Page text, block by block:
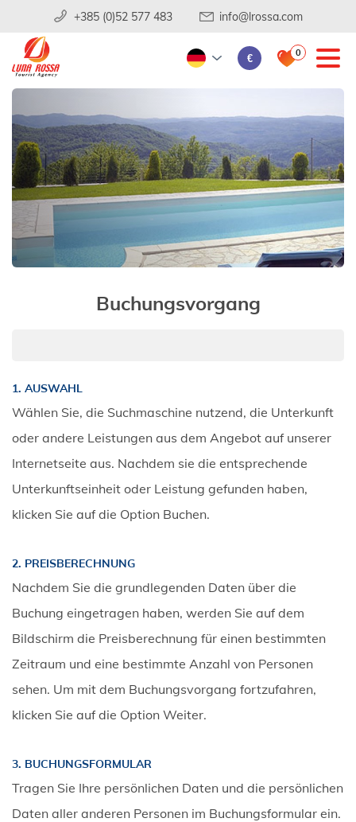
+385 (0)52 577 483 info@lrossa.com
€ 0
Buchungsvorgang
1. AUSWAHL
Wählen Sie, die Suchmaschine nutzend, die Unterkunft
oder andere Leistungen aus dem Angebot auf unserer
Internetseite aus. Nachdem sie die entsprechende
Unterkunftseinheit oder Leistung gefunden haben,
klicken Sie auf die Option Buchen.
2. PREISBERECHNUNG
Nachdem Sie die grundlegenden Daten über die
Buchung eingetragen haben, werden Sie auf dem
Bildschirm die Preisberechnung für einen bestimmten
Zeitraum und eine bestimmte Anzahl von Personen
sehen. Um mit dem Buchungsvorgang fortzufahren,
klicken Sie auf die Option Weiter.
3. BUCHUNGSFORMULAR
Tragen Sie Ihre persönlichen Daten und die persönlichen
Daten aller anderen Personen im Buchungsformular ein.